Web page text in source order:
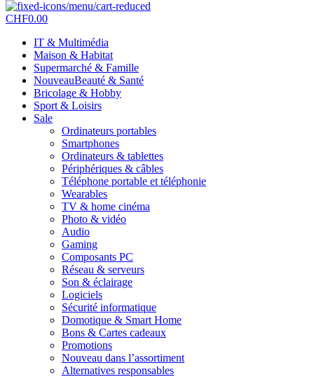
CHF0.00
IT & Multimédia
Maison & Habitat
Supermarché & Famille
NouveauBeauté & Santé
Bricolage & Hobby
Sport & Loisirs
Sale
Ordinateurs portables
Smartphones
Ordinateurs & tablettes
Périphériques & câbles
Téléphone portable et téléphonie
Wearables
TV & home cinéma
Photo & vidéo
Audio
Gaming
Composants PC
Réseau & serveurs
Son & éclairage
Logiciels
Sécurité informatique
Domotique & Smart Home
Bons & Cartes cadeaux
Promotions
Nouveau dans l’assortiment
Alternatives responsables